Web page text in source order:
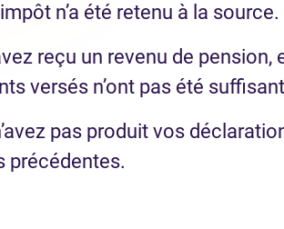
n’a été retenu à la source.
reçu un revenu de pension,
versés n’ont pas été
pas produit vos
précédentes.